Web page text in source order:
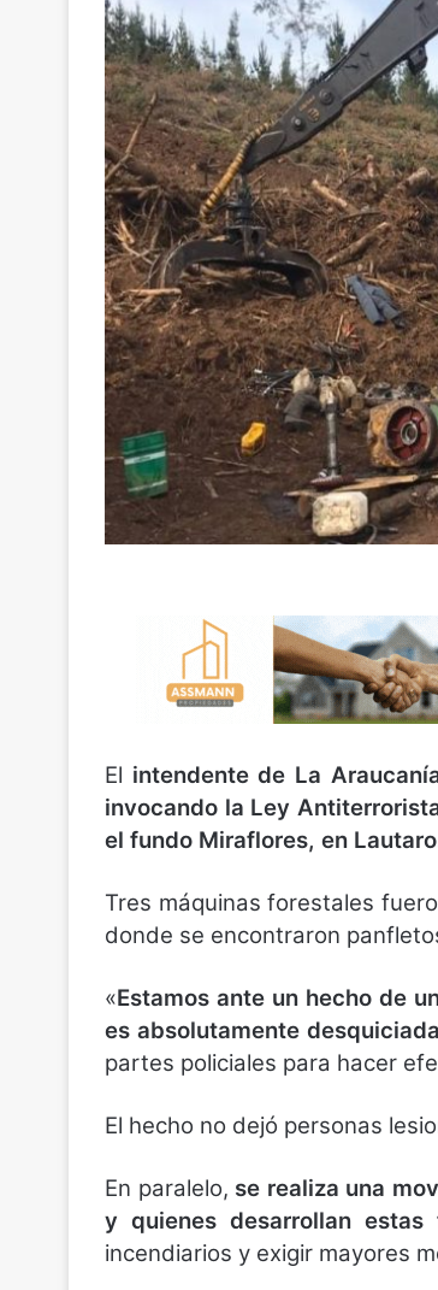
El intendente de La
invocando la Ley
el fundo Miraflores, en
Tres máquinas forestales
donde se encontraron
«Estamos ante un hecho de
es absolutamente desquiciada
partes policiales para hacer
El hecho no dejó personas
En paralelo, se realiza una
y quienes desarrollan estas
incendiarios y exigir mayores